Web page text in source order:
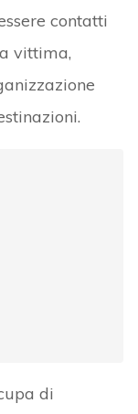
contatti
vittima,
di